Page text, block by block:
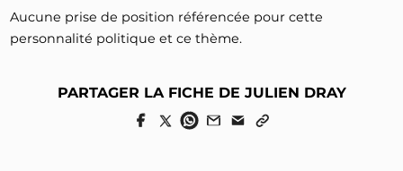
Aucune prise de position référencée pour cette
personnalité politique et ce thème.
PARTAGER LA FICHE DE JULIEN DRAY